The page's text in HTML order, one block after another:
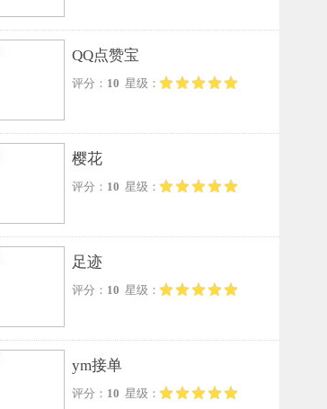
QQ点赞宝
评分： 10 星级：
樱花
评分： 10 星级：
足迹
评分： 10 星级：
ym接单
评分： 10 星级：